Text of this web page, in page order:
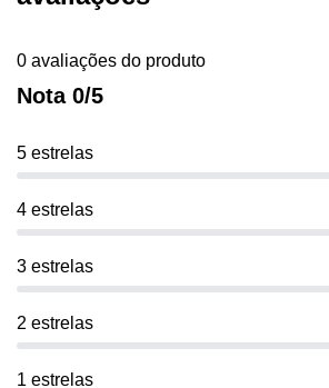
0 avaliações do produto
Nota 0/5
5 estrelas
4 estrelas
3 estrelas
2 estrelas
1 estrelas